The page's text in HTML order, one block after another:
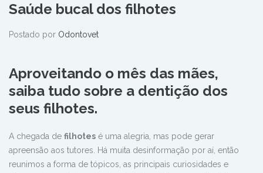
Saúde bucal dos filhotes
Postado por Odontovet
Aproveitando o mês das mães,
saiba tudo sobre a dentição dos
seus filhotes.
A chegada de filhotes é uma alegria, mas pode gerar
apreensão aos tutores. Há muita desinformação por aí, então
reunimos a forma de tópicos, as principais curiosidades e